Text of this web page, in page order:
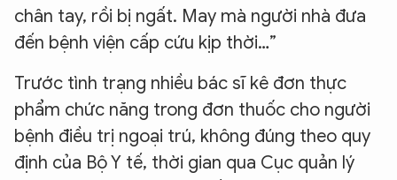
chân tay, rồi bị ngất. May mà người nhà đưa
đến bệnh viện cấp cứu kịp thời…”
Trước tình trạng nhiều bác sĩ kê đơn thực
phẩm chức năng trong đơn thuốc cho người
bệnh điều trị ngoại trú, không đúng theo quy
định của Bộ Y tế, thời gian qua Cục quản lý